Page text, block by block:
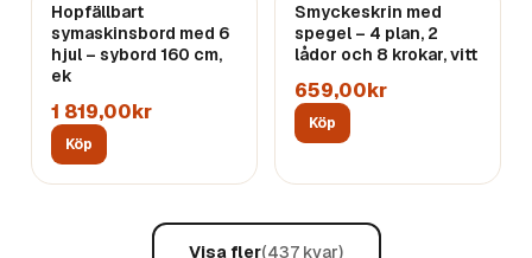
Hopfällbart
symaskinsbord med 6
hjul – sybord 160 cm,
ek
1 819,00kr
Köp
Smyckeskrin med
spegel – 4 plan, 2
lådor och 8 krokar, vitt
659,00kr
Köp
Visa fler(437 kvar)